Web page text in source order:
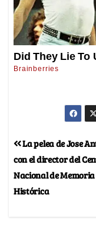
La pelea de Jose
con el director del
Nacional de Memoria
Histórica